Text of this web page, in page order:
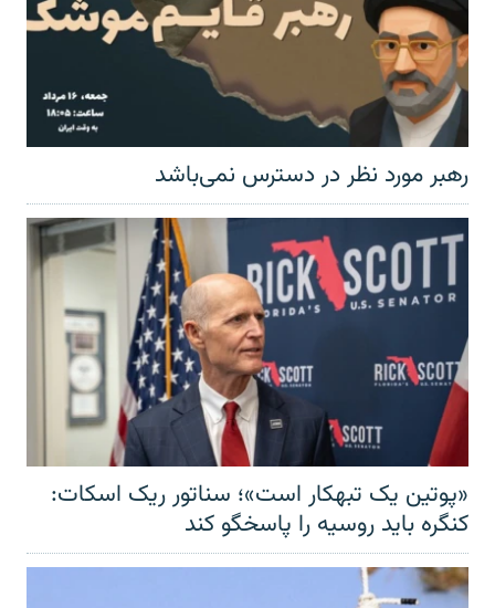
رهبر مورد نظر در دسترس نمی‌باشد
«پوتین یک تبهکار است»؛ سناتور ریک اسکات:
کنگره باید روسیه را پاسخگو کند